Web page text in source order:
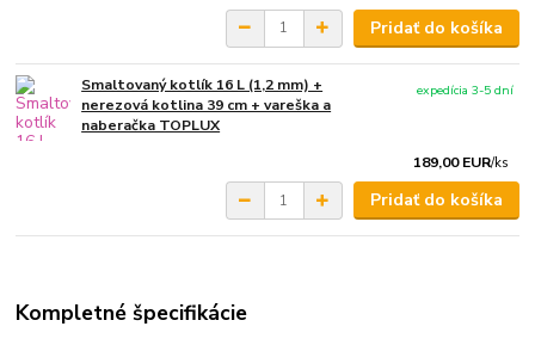
Pridať do košíka
Smaltovaný kotlík 16 L (1,2 mm) +
nerezová kotlina 39 cm + vareška a
naberačka TOPLUX
189,00 EUR/ks
expedícia 3-5 dní
Pridať do košíka
Kompletné špecifikácie